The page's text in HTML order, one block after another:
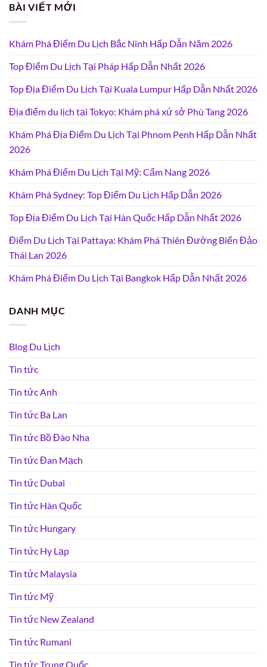
BÀI VIẾT MỚI
Khám Phá Điểm Du Lịch Bắc Ninh Hấp Dẫn Năm 2026
Top Điểm Du Lịch Tại Pháp Hấp Dẫn Nhất 2026
Top Địa Điểm Du Lịch Tại Kuala Lumpur Hấp Dẫn Nhất 2026
Địa điểm du lịch tại Tokyo: Khám phá xứ sở Phù Tang 2026
Khám Phá Địa Điểm Du Lịch Tại Phnom Penh Hấp Dẫn Nhất
2026
Khám Phá Điểm Du Lịch Tại Mỹ: Cẩm Nang 2026
Khám Phá Sydney: Top Điểm Du Lịch Hấp Dẫn 2026
Top Địa Điểm Du Lịch Tại Hàn Quốc Hấp Dẫn Nhất 2026
Điểm Du Lịch Tại Pattaya: Khám Phá Thiên Đường Biển Đảo
Thái Lan 2026
Khám Phá Điểm Du Lịch Tại Bangkok Hấp Dẫn Nhất 2026
DANH MỤC
Blog Du Lịch
Tin tức
Tin tức Anh
Tin tức Ba Lan
Tin tức Bồ Đào Nha
Tin tức Đan Mạch
Tin tức Dubai
Tin tức Hàn Quốc
Tin tức Hungary
Tin tức Hy Lạp
Tin tức Malaysia
Tin tức Mỹ
Tin tức New Zealand
Tin tức Rumani
Tin tức Trung Quốc